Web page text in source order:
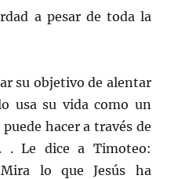
a pesar de toda la
su objetivo de alentar
usa su vida como un
hacer a través de
. Le dice a Timoteo:
lo que Jesús ha